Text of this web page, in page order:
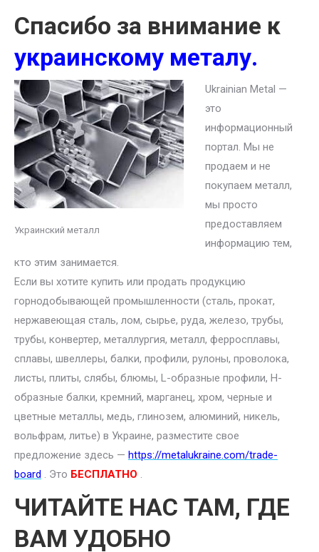
Спасибо за внимание к
украинскому металу.
Украинский металл
Ukrainian Metal —
это
информационный
портал. Мы не
продаем и не
покупаем металл,
мы просто
предоставляем
информацию тем,
кто этим занимается.
Если вы хотите купить или продать продукцию
горнодобывающей промышленности (сталь, прокат,
нержавеющая сталь, лом, сырье, руда, железо, трубы,
трубы, конвертер, металлургия, металл, ферросплавы,
сплавы, швеллеры, балки, профили, рулоны, проволока,
листы, плиты, слябы, блюмы, L-образные профили, H-
образные балки, кремний, марганец, хром, черные и
цветные металлы, медь, глинозем, алюминий, никель,
вольфрам, литье) в Украине, разместите свое
предложение здесь — https://metalukraine.com/trade-
board . Это БЕСПЛАТНО .
ЧИТАЙТЕ НАС ТАМ, ГДЕ
ВАМ УДОБНО